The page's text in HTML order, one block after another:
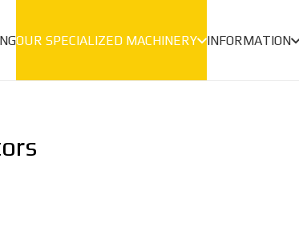
OUR SPECIALIZED MACHINERY INFORMATION